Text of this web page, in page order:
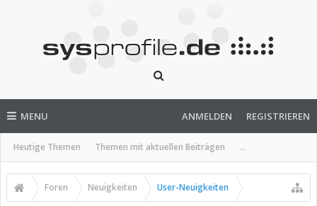
MENU
Heutige Themen Themen mit aktuellen Beiträgen ...
ANMELDEN REGISTRIEREN
Foren Neuigkeiten User-Neuigkeiten